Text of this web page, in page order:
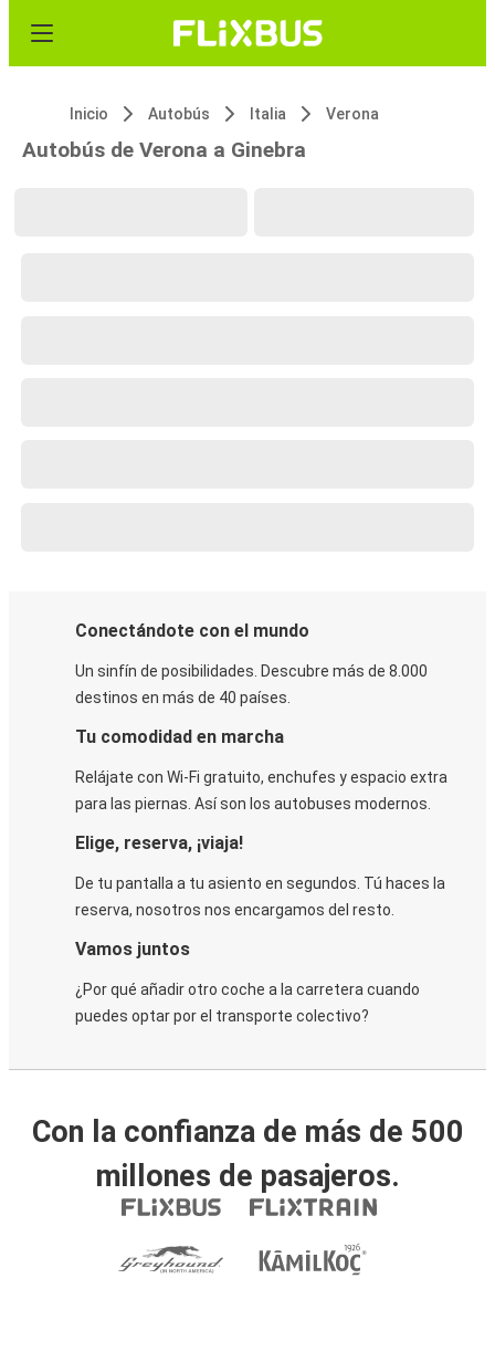
Inicio Autobús Italia Verona
Autobús de Verona a Ginebra
Conectándote con el mundo
Un sinfín de posibilidades. Descubre más de 8.000
destinos en más de 40 países.
Tu comodidad en marcha
Relájate con Wi-Fi gratuito, enchufes y espacio extra
para las piernas. Así son los autobuses modernos.
Elige, reserva, ¡viaja!
De tu pantalla a tu asiento en segundos. Tú haces la
reserva, nosotros nos encargamos del resto.
Vamos juntos
¿Por qué añadir otro coche a la carretera cuando
puedes optar por el transporte colectivo?
Con la confianza de más de 500
millones de pasajeros.